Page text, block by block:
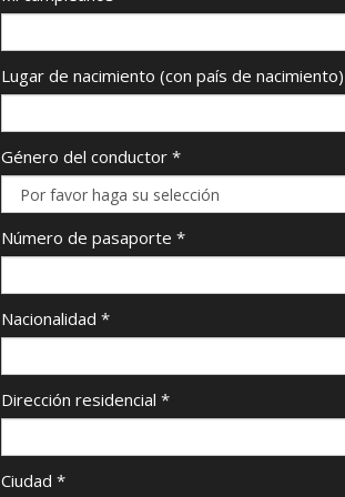
Lugar de nacimiento (con país de nacimiento)
Género del conductor *
Número de pasaporte *
Nacionalidad *
Dirección residencial *
Ciudad *